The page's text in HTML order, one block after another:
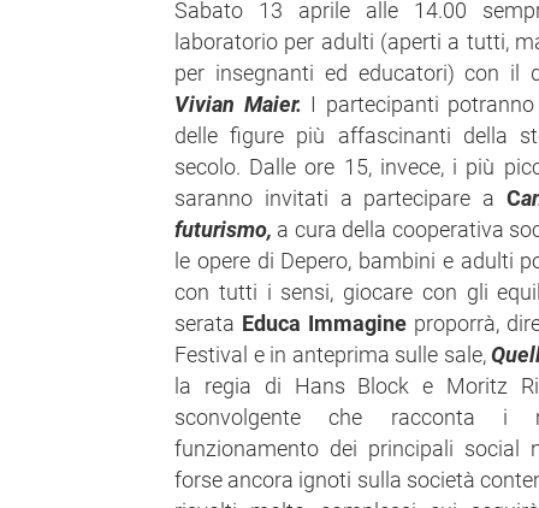
Sabato 13 aprile alle 14.00
laboratorio per adulti (aperti a tutti,
per insegnanti ed educatori) con il
Vivian Maier. I partecipanti
delle figure più affascinanti della
secolo. Dalle ore 15, invece, i più
saranno invitati a partecipare a C
futurismo, a cura della cooperativa
le opere di Depero, bambini e adulti
con tutti i sensi, giocare con gli
serata Educa Immagine proporrà,
Festival e in anteprima sulle sale,
la regia di Hans Block e Moritz
sconvolgente che racconta i
funzionamento dei principali social
forse ancora ignoti sulla società